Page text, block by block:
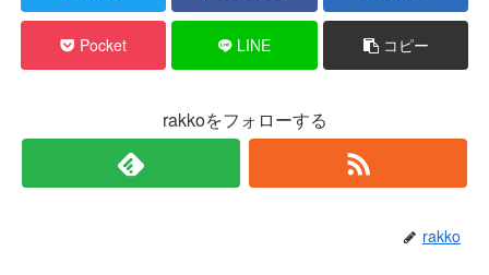
Pocket LINE コピー
rakkoをフォローする
rakko